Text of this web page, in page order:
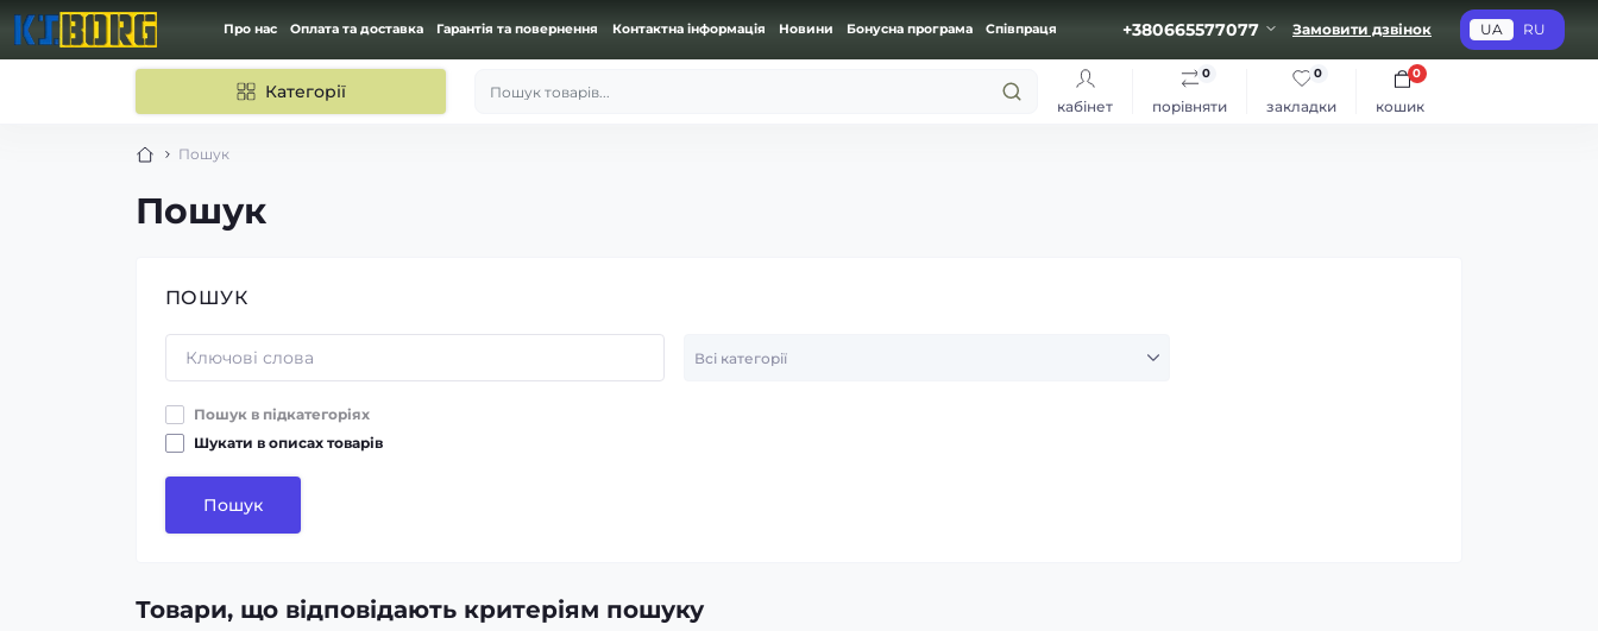
Про нас Оплата та доставка Гарантія та повернення Контактна інформація Новини Бонусна програма Співпраця +380665577077 Замовити дзвінок UA RU
Категорії
Пошук товарів...
кабінет
порівняти
0
закладки
0
кошик
0
Пошук
Пошук
ПОШУК
Пошук в підкатегоріях
Шукати в описах товарів
Пошук
Товари, що відповідають критеріям пошуку